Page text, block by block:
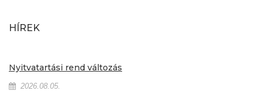
HÍREK
Nyitvatartási rend változás
2026.08.05.